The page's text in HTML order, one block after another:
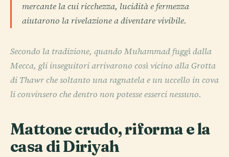
mercante la cui ricchezza, lucidità e fermezza
aiutarono la rivelazione a diventare vivibile.
Secondo la tradizione, quando Muhammad fuggì dalla
Mecca, gli inseguitori arrivarono così vicino alla Grotta
di Thawr che soltanto una ragnatela e un uccello in cova
li convinsero che dentro non potesse esserci nessuno.
Mattone crudo, riforma e la
casa di Diriyah